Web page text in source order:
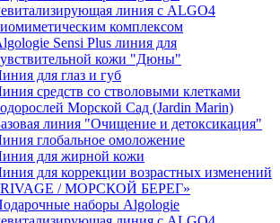
линия с ALGO4
комплексом
Sensi Plus линия для
кожи "Дюны"
для глаз и губ
средств со стволовыми клетками
Морской Сад (Jardin Marin)
линия "Очищение и детоксикация"
глобальное омоложение
для жирной кожи
для коррекции возрастных изменений
/ МОРСКОЙ БЕРЕГ»
наборы Algologie